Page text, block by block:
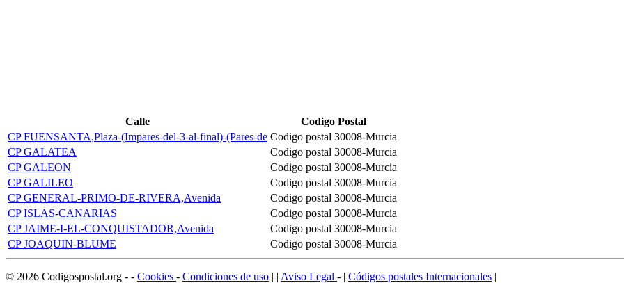
Calle
Codigo Postal
CP FUENSANTA,Plaza-(Impares-del-3-al-final)-(Pares-de Codigo postal 30008-Murcia
CP GALATEA
Codigo postal 30008-Murcia
CP GALEON
Codigo postal 30008-Murcia
CP GALILEO
Codigo postal 30008-Murcia
CP GENERAL-PRIMO-DE-RIVERA,Avenida
Codigo postal 30008-Murcia
CP ISLAS-CANARIAS
Codigo postal 30008-Murcia
CP JAIME-I-EL-CONQUISTADOR,Avenida
Codigo postal 30008-Murcia
CP JOAQUIN-BLUME
Codigo postal 30008-Murcia
© 2026 Codigospostal.org - - Cookies - Condiciones de uso | | Aviso Legal - | Códigos postales Internacionales |